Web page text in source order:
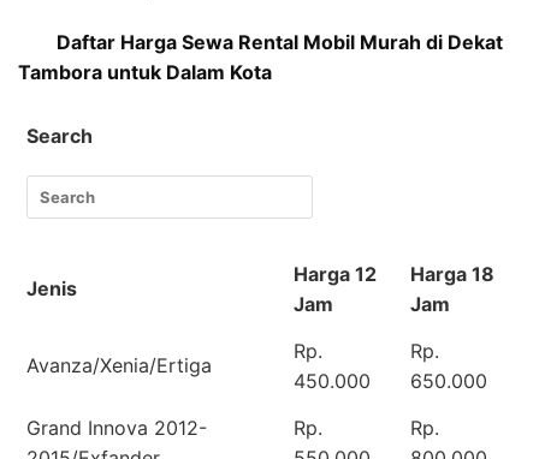
Daftar Harga Sewa Rental Mobil Murah di Dekat
Tambora untuk Dalam Kota
Search
Jenis
Harga 12
Jam
Harga 18
Jam
Avanza/Xenia/Ertiga
Rp.
450.000
Rp.
650.000
Grand Innova 2012-
Rp.
Rp.